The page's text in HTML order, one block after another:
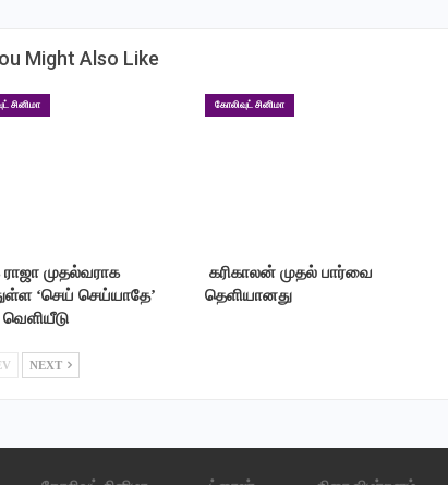
Might Also Like
சினிமா
முதல்வராக
‘செய் செய்யாதே’
கோலிவுட் சினிமா
‎ கரிகாலன் முதல் பார்வை
தெளியானது
NEXT